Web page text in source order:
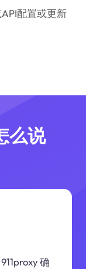
配置或更新
么说
确